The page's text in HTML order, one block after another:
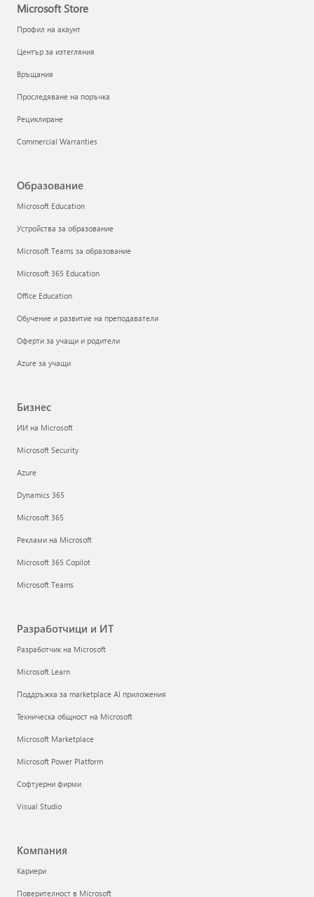
Microsoft Store
Профил на акаунт
Център за изтегляния
Връщания
Проследяване на поръчка
Рециклиране
Commercial Warranties
Образование
Microsoft Education
Устройства за образование
Microsoft Teams за образование
Microsoft 365 Education
Office Education
Обучение и развитие на преподаватели
Оферти за учащи и родители
Azure за учащи
Бизнес
ИИ на Microsoft
Microsoft Security
Azure
Dynamics 365
Microsoft 365
Реклами на Microsoft
Microsoft 365 Copilot
Microsoft Teams
Разработчици и ИТ
Разработчик на Microsoft
Microsoft Learn
Поддръжка за marketplace AI приложения
Техническа общност на Microsoft
Microsoft Marketplace
Microsoft Power Platform
Софтуерни фирми
Visual Studio
Компания
Кариери
Поверителност в Microsoft